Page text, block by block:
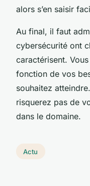
alors s’en saisir
Au final, il faut
cybersécurité ont
caractérisent.
fonction de vos
souhaitez
risquerez pas de
dans le domaine.
Actu